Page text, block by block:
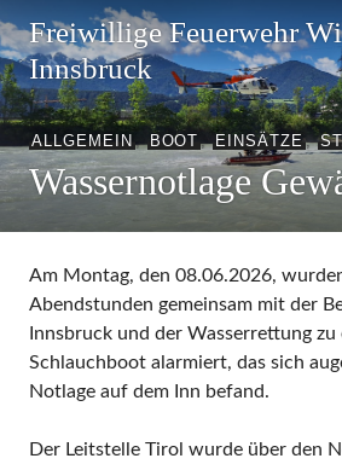
Inhalt
springen
Freiwillige Feuerwehr
Innsbruck
ALLGEMEIN , BOOT , EINSÄTZE,
Wassernotlage
Am Montag, den 08.06.2026,
Abendstunden gemeinsam mit der
Innsbruck und der Wasserrettung zu
Schlauchboot alarmiert, das sich
Notlage auf dem Inn befand.
Der Leitstelle Tirol wurde über den